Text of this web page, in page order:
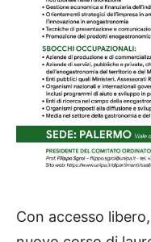
Con accesso